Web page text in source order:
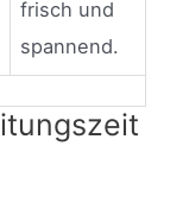
frisch und
spannend.